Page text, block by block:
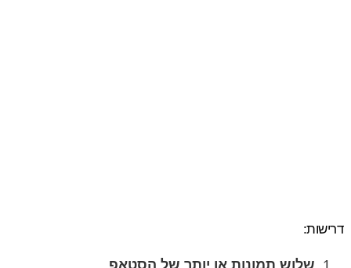
דרישות:
שלוש תמונות או יותר של הסטאפ